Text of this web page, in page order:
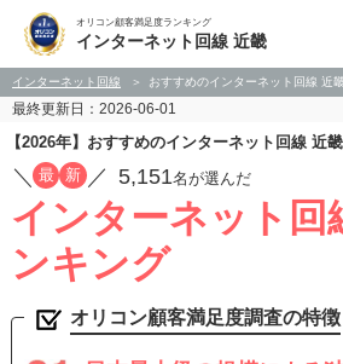
オリコン顧客満足度ランキング
インターネット回線 近畿
インターネット回線 おすすめのインターネット回線 近
最終更新日：2026-06-01
【2026年】おすすめのインターネット回線 近
／ 最 新 ／ 5,151名が選んだ
インターネット回
ンキング
オリコン顧客満足度調査の特徴